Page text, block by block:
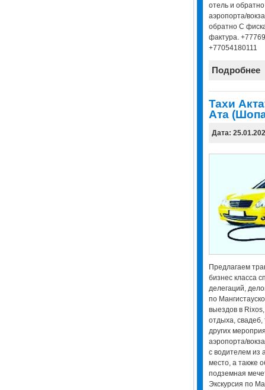
отель и
аэропорта/
обратно С
фактура.
+77054180111
Подробнее
Taxи
Ата
Дата:
Предлагаем
бизнес класса
делегаций,
по
выездов в
отдыха, свадеб,
других
аэропорта/
с водителем из
место, а также
подземная
Экскурсия по